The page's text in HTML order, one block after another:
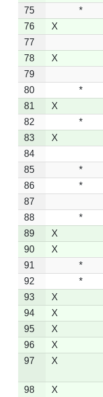
75
*
76
X
77
78
X
79
80
*
81
X
82
*
83
X
84
85
*
86
*
87
88
*
89
X
90
X
91
*
92
*
93
X
94
X
95
X
96
X
97
X
98 X